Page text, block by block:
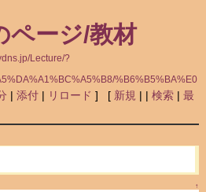
ページ/教材
Lecture/?
%B6%B5%BA%E0
| 添付| リロード ] [ 新規 | | 検索| 最
↑